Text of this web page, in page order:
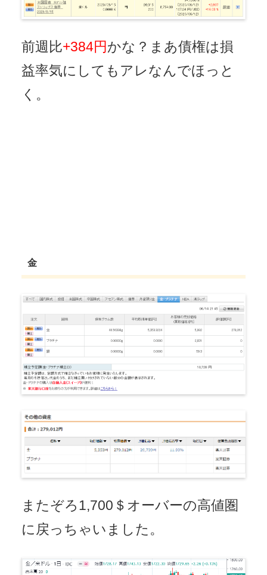
前週比+384円 かな？まあ債権は損
益率気にしてもアレなんでほっと
く。
金
またぞろ1,700＄オーバーの高値圏
に戻っちゃいました。